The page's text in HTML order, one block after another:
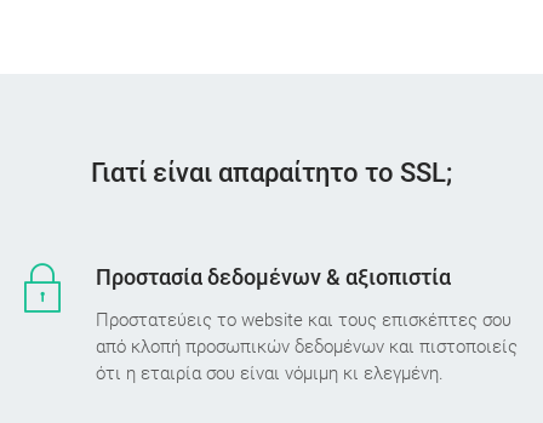
Γιατί είναι απαραίτητο το SSL;
Προστασία δεδομένων & αξιοπιστία
Προστατεύεις το website και τους επισκέπτες σου
από κλοπή προσωπικών δεδομένων και πιστοποιείς
ότι η εταιρία σου είναι νόμιμη κι ελεγμένη.